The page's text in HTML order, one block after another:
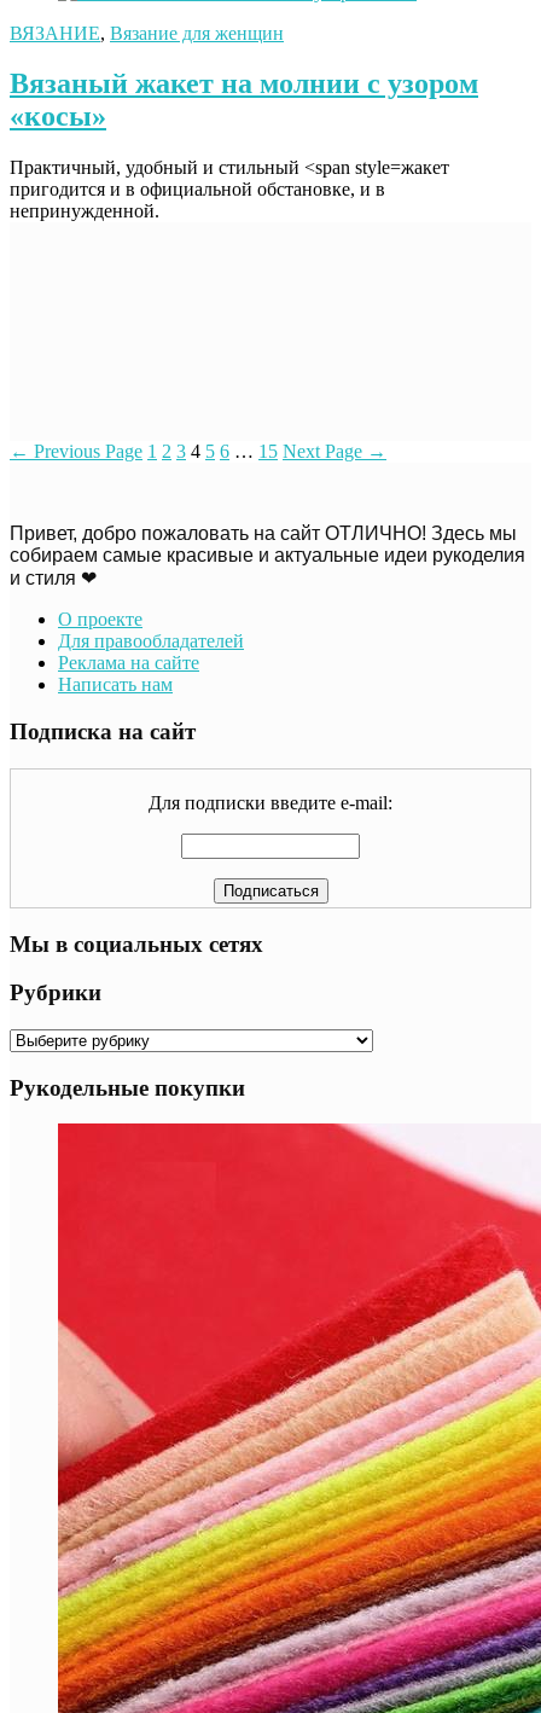
ВЯЗАНИЕ, Вязание для женщин
Вязаный жакет на молнии с узором
«косы»
Практичный, удобный и стильный <span style=жакет
пригодится и в официальной обстановке, и в
непринужденной.
← Previous Page 1 2 3 4 5 6 … 15 Next Page →
Привет, добро пожаловать на сайт ОТЛИЧНО! Здесь мы
собираем самые красивые и актуальные идеи рукоделия
и стиля ❤
О проекте
Для правообладателей
Реклама на сайте
Написать нам
Подписка на сайт
Для подписки введите e-mail:
Мы в социальных сетях
Рубрики
Рубрики
Рукодельные покупки